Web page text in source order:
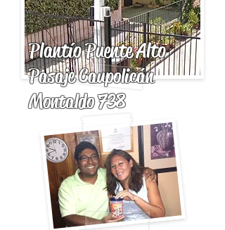
Plantío Puente Alto
Pasaje Caupolicán
Montaldo 738